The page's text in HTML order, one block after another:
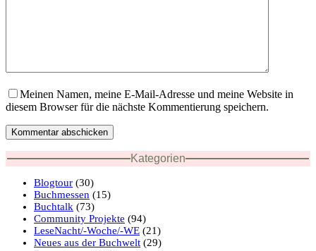
Meinen Namen, meine E-Mail-Adresse und meine Website in
diesem Browser für die nächste Kommentierung speichern.
Kommentar abschicken
Kategorien
Blogtour (30)
Buchmessen (15)
Buchtalk (73)
Community Projekte (94)
LeseNacht/-Woche/-WE (21)
Neues aus der Buchwelt (29)